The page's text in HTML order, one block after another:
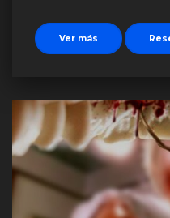
Ver más